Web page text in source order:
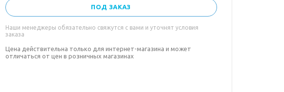
ПОД ЗАКАЗ
Наши менеджеры обязательно свяжутся с вами и уточнят условия
заказа
Цена действительна только для интернет-магазина и может
отличаться от цен в розничных магазинах